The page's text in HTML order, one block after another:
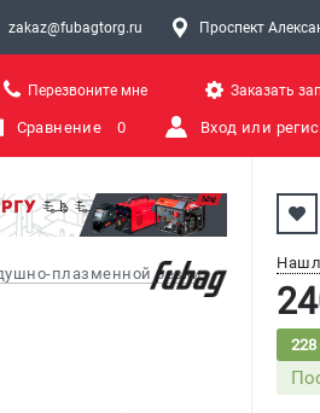
zakaz@fubagtorg.ru Проспект
Перезвоните мне Заказать
Сравнение 0 Вход или
плазменной резки